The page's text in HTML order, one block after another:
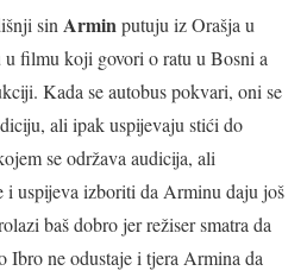
sin Arminputuju iz Orašja u
filmu koji govori o ratu u Bosni a
Kada se autobus pokvari, oni se
ali ipak uspijevaju stići do
se održava audicija, ali
i uspijeva izboriti da Arminu daju još
baš dobro jer režiser smatra da
Ibro ne odustaje i tjera Armina da